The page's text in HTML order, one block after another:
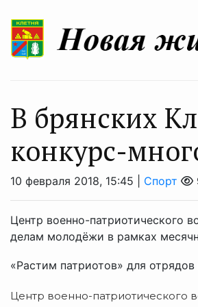
В брянских
конкурс-
10 февраля 2018, 15:45 | Спорт
Центр военно-патриотического
делам молодёжи в рамках
«Растим патриотов» для
Центр военно-патриотического